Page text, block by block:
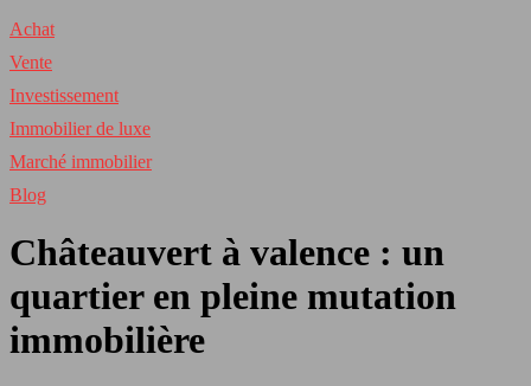
Achat
Vente
Investissement
Immobilier de luxe
Marché immobilier
Blog
Châteauvert à valence : un
quartier en pleine mutation
immobilière